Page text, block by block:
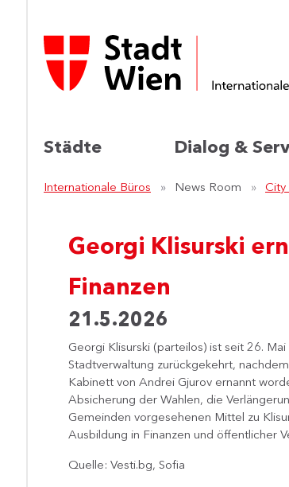
Städte Dialog &
Internationale Büros News Room
Georgi Klisurski
Finanzen
21.5.2026
Georgi Klisurski (parteilos) ist seit 26.
Stadtverwaltung zurückgekehrt,
Kabinett von Andrei Gjurov ernannt
Absicherung der Wahlen, die
Gemeinden vorgesehenen Mittel zu
Ausbildung in Finanzen und öffentlicher
Quelle: Vesti.bg, Sofia